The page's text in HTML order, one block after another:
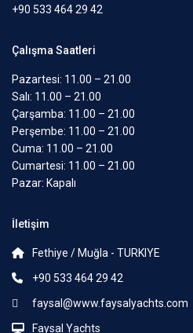
+90 533 464 29 42
Çalışma Saatleri
Pazartesi: 11.00 – 21.00
Salı: 11.00 – 21.00
Çarşamba: 11.00 – 21.00
Perşembe: 11.00 – 21.00
Cuma: 11.00 – 21.00
Cumartesi: 11.00 – 21.00
Pazar: Kapalı
İletişim
Fethiye / Muğla - TURKIYE
+90 533 464 29 42
faysal@www.faysalyachts.com
Faysal Yachts